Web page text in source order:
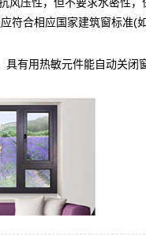
合相应国家建筑窗标准(
有用热敏元件能自动关闭